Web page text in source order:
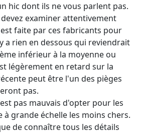
hic dont ils ne vous parlent pas.
examiner attentivement
faite par ces fabricants pour
a rien en dessous qui reviendrait
inférieur à la moyenne ou
légèrement en retard sur la
peut être l'un des pièges
pas.
pas mauvais d'opter pour les
à grande échelle les moins chers.
de connaître tous les détails